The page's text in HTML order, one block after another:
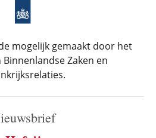
mogelijk gemaakt door het
Zaken en